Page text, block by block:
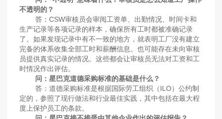
不透明的？
答：CSW审核员会审阅工资单、出勤情况、时间卡和
生产记录等各项记录的样本，确保所有工时都被准确记录
了。如果发现记录中有不一致的地方，就表明工厂没有建立
完备的体系收集全部工时和薪酬信息。也可能存在未向审核
员提供真实记录的情况。这些都会让审核员无法对工资和工
时情况作出评估。
问：星巴克道德采购标准的基础是什么？
答：道德采购标准是根据国际劳工组织（ILO）公约制
定的，参照了现行做法和行业最佳实践，其中包括在最大程
度上保护员工的条款。